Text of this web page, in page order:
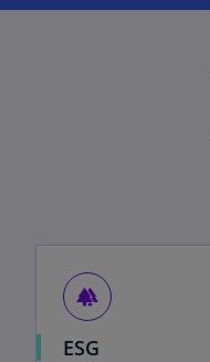
forest
ESG